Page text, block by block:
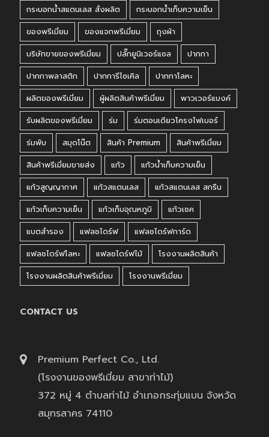
กระบอกน้ำสแตนเลส สั่งผลิต
กระบอกน้ำเก็บความเย็น
ของพรีเมี่ยม
ของแจกพรีเมี่ยม
ถุงผ้า
บริษัทขายของพรีเมี่ยม
ปลั๊กยูนิเวอร์แซล
ปากกา
ปากกาพลาสติก
ปากการีไซเคิล
ปากกาโลหะ
ผลิตของพรีเมี่ยม
ผู้ผลิตสินค้าพรีเมี่ยม
พาวเวอร์แบงค์
รับผลิตของพรีเมี่ยม
ร่ม
ร่มตอนเดียวโครงไฟเบอร์
ร่มพับ
สมุดโน๊ต สินค้า Premium
สินค้าพรีเมี่ยม
สินค้าพรีเมี่ยมขายส่ง
แก้ว
แก้วน้ำเก็บความเย็น
แก้วสูญญากาศ
แก้วสแตนเลส
แก้วสแตนเลส สกรีน
แก้วเก็บความเย็น
แก้วเก็บอุณหภูมิ
แก้วเชค
แบตสำรอง
แฟลชไดร์ฟ
แฟลชไดร์ฟการ์ด
แฟลชไดร์ฟโลหะ
แฟลชไดร์ฟไม้
โรงงานผลิตสินค้า
โรงงานผลิตสินค้าพรีเมี่ยม
โรงงานพรีเมี่ยม
CONTACT US
Premium Perfect Co., Ltd.
(โรงงานของพรีเมี่ยม สาขาท่าไม้)
372 หมู่ 4 ตำบลท่าไม้ อำเภอกระทุ่มแบน จังหวัด
สมุทรสาคร 74110